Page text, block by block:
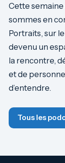
Cette semaine
sommes en
Portraits, sur
devenu un
la rencontre,
et de
d’entendre.
Tous les